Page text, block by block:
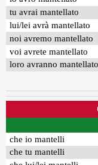
tu avrai mantellato
lui/lei avrà mantellato
noi avremo mantellato
voi avrete mantellato
loro avranno mantellato
che io mantelli
che tu mantelli